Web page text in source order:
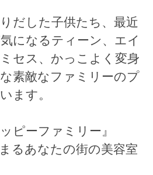
だした子供たち、最近
になるティーン、エイ
セス、かっこよく変身
素敵なファミリーのプ
ます。
ピーファミリー』
るあなたの街の美容室